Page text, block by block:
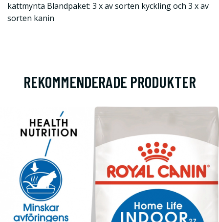
kattmynta Blandpaket: 3 x av sorten kyckling och 3 x av
sorten kanin
REKOMMENDERADE PRODUKTER